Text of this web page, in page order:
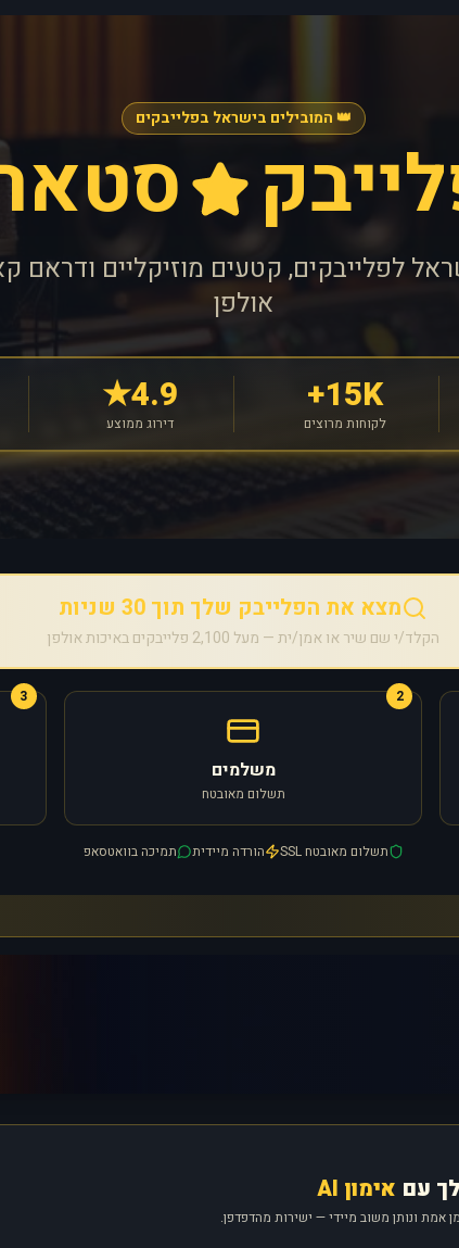
👑 המובילים בישראל בפלייבקים
לפלייבקים, קטעים מוזיקליים ודראם
אולפן
15K+
לקוחות מרוצים
4.9★
דירוג ממוצע
מצא את הפלייבק שלך תוך 30 שניות
הקלד/י שם שיר או אמן/ית — מעל 2,100 פלייבקים באיכות אולפן
2
משלמים
תשלום מאובטח
3
תשלום מאובטח SSL הורדה מיידית תמיכה בוואטסאפ
עם אימון AI
אמת ונותן משוב מיידי — ישירות מהדפדפן.